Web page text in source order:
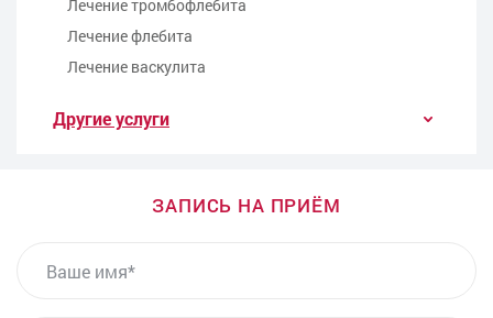
Лечение тромбофлебита
Лечение флебита
Лечение васкулита
Другие услуги
ЗАПИСЬ НА ПРИЁМ